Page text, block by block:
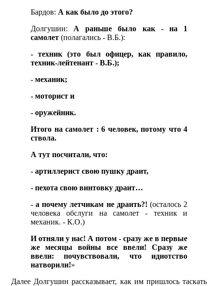
Бардов: А как было до этого?
Долгушин: А раньше было как - на 1
самолет (полагались - В.Б.):
- техник (это был офицер, как правило,
техник-лейтенант - В.Б.);
- механик;
- моторист и
- оружейник.
Итого на самолет : 6 человек, потому что 4
ствола.
А тут посчитали, что:
- артиллерист свою пушку драит,
- пехота свою винтовку драит…
- а почему летчикам не драить?! (осталось 2
человека обслуги на самолет - техник и
механик. - К.О.)
И отняли у нас! А потом - сразу же в первые
же месяцы войны все ввели! Сразу же
ввели: почувствовали, что идиотство
натворили!»
Далее Долгушин рассказывает, как им пришлось таскать